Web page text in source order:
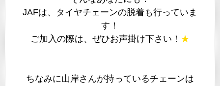
JAFは、タイヤチェーンの脱着も行っていま
す！
ご加入の際は、ぜひお声掛け下さい！ ★
ちなみに山岸さんが持っているチェーンは